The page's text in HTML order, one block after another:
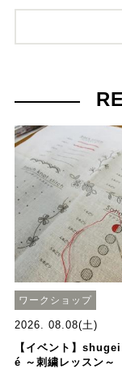
ワークショップ
2026. 08.08(土)
【イベント】
é ～刺繍レッスン～